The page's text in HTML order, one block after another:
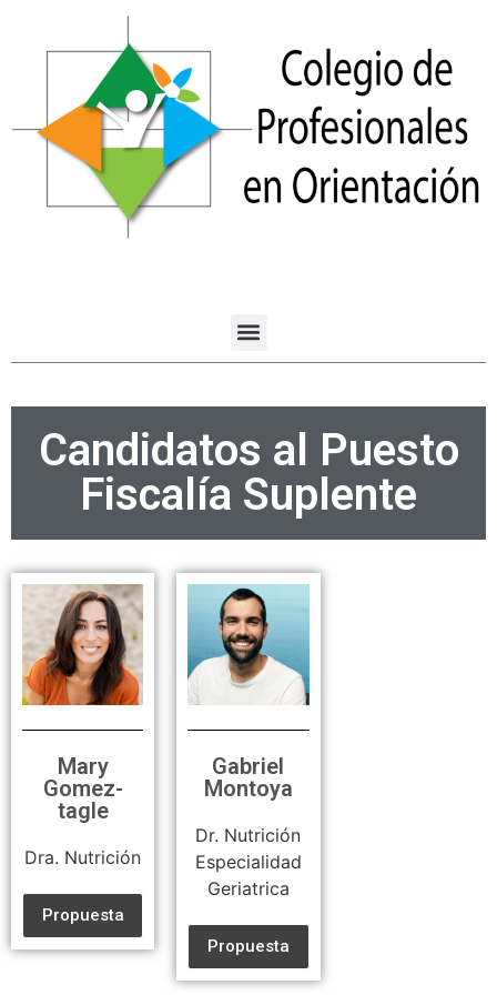
Candidatos al Puesto
Fiscalía Suplente
Mary
Gomez-
tagle
Dra. Nutrición
Propuesta
Gabriel
Montoya
Dr. Nutrición
Especialidad
Geriatrica
Propuesta